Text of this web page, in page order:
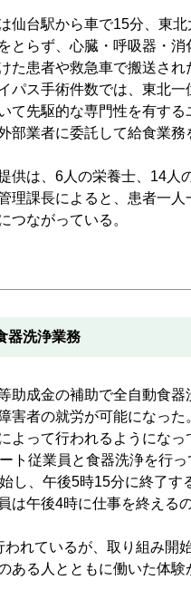
台駅から車で15分、東
とらず、心臓・呼吸器・
た患者や救急車で搬送さ
パス手術件数では、東北一
先駆的な専門性を有す
部業者に委託して給食業
は、6人の栄養士、14人
理課長によると、患者一
つながっている。
器洗浄業務
成金の補助で全自動食
害者の就労が可能になった
って行われるようにな
ト従業員と食器洗浄を行っ
、午後5時15分に終了す
は午後4時に仕事を終える
れているが、取り組み開
ある人とともに働いた体